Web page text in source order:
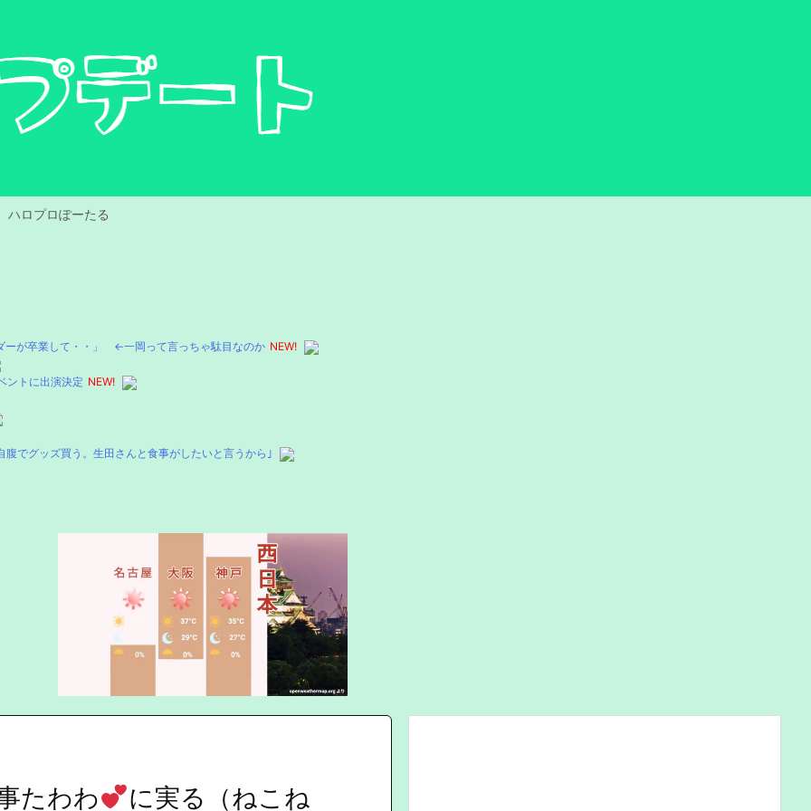
ハロプロぽーたる
ーが卒業して・・」 ←一岡って言っちゃ駄目なのか NEW!
ントに出演決定 NEW!
でグッズ買う。生田さんと食事がしたいと言うから｣
たわわ に実る（ねこね